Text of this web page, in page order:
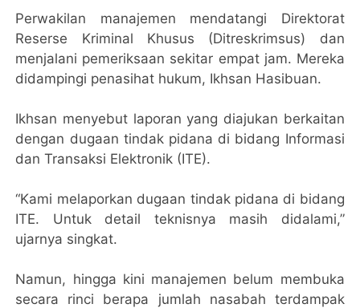
Perwakilan manajemen mendatangi Direktorat
Reserse Kriminal Khusus (Ditreskrimsus) dan
menjalani pemeriksaan sekitar empat jam. Mereka
didampingi penasihat hukum, Ikhsan Hasibuan.
Ikhsan menyebut laporan yang diajukan berkaitan
dengan dugaan tindak pidana di bidang Informasi
dan Transaksi Elektronik (ITE).
“Kami melaporkan dugaan tindak pidana di bidang
ITE. Untuk detail teknisnya masih didalami,”
ujarnya singkat.
Namun, hingga kini manajemen belum membuka
secara rinci berapa jumlah nasabah terdampak